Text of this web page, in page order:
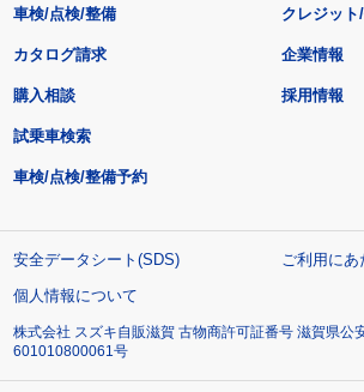
車検/点検/整備 クレジット
カタログ請求
購入相談
試乗車検索
車検/点検/整備予約
企業情報
採用情報
安全データシート(SDS)
ご利用にあ
個人情報について
株式会社 スズキ自販滋賀 古物商許可証番号 滋賀県公
601010800061号